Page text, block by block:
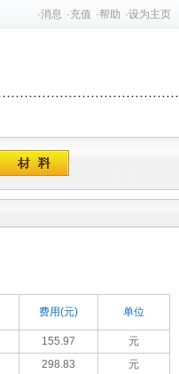
·消息 ·充值 ·帮助 ·设为主页
费用(元) 单位
155.97
元
298.83
元